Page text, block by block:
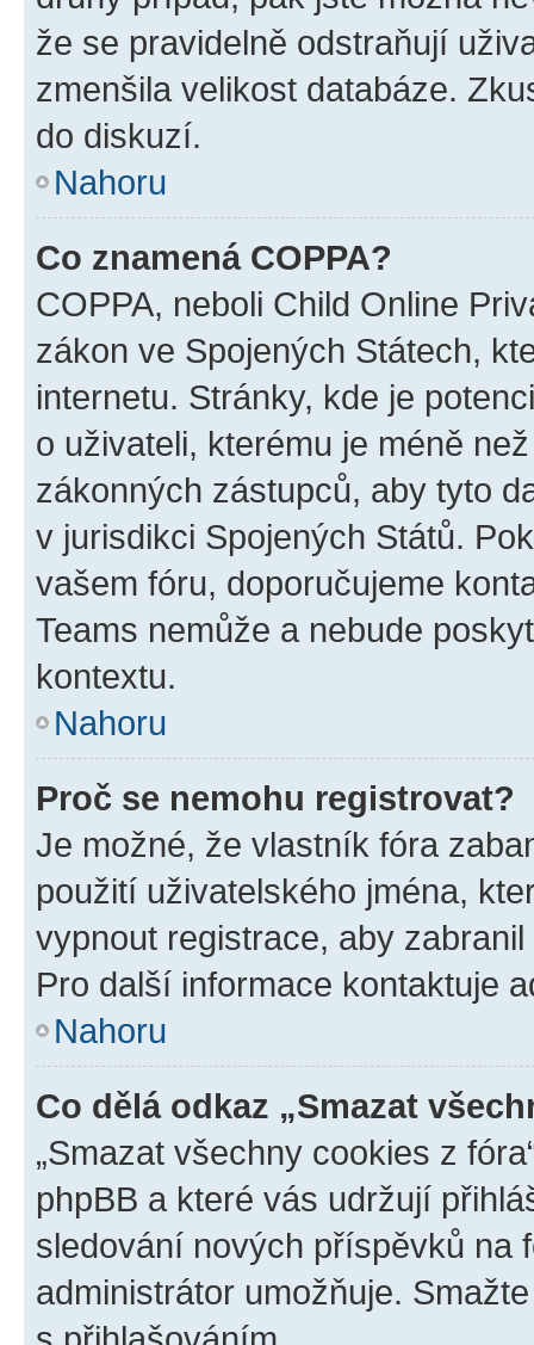
že se pravidelně odstraňují
zmenšila velikost databáze.
do diskuzí.
Nahoru
Co znamená COPPA?
COPPA, neboli Child Online
zákon ve Spojených Státech,
internetu. Stránky, kde je
o uživateli, kterému je méně
zákonných zástupců, aby tyto
v jurisdikci Spojených Států.
vašem fóru, doporučujeme
Teams nemůže a nebude
kontextu.
Nahoru
Proč se nemohu registrovat?
Je možné, že vlastník fóra
použití uživatelského jména,
vypnout registrace, aby
Pro další informace kontaktuje
Nahoru
Co dělá odkaz „Smazat
„Smazat všechny cookies z
phpBB a které vás udržují
sledování nových příspěvků na
administrátor umožňuje.